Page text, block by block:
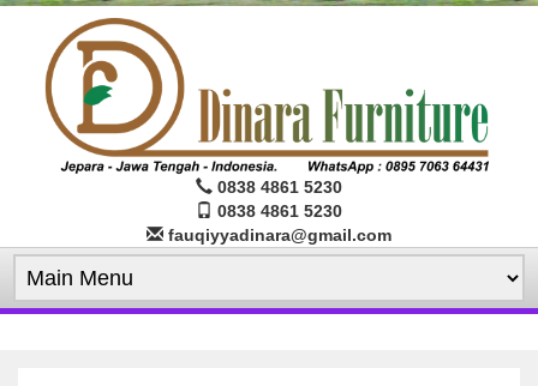
0838 4861 5230
0838 4861 5230
fauqiyyadinara@gmail.com